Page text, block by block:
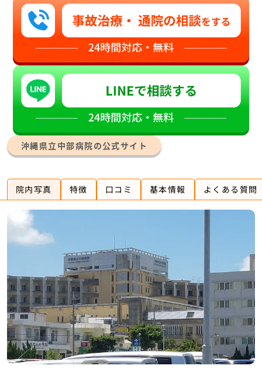
沖縄県立中部病院の公式サイト
院内写真 特徴 口コミ 基本情報 よくある質問